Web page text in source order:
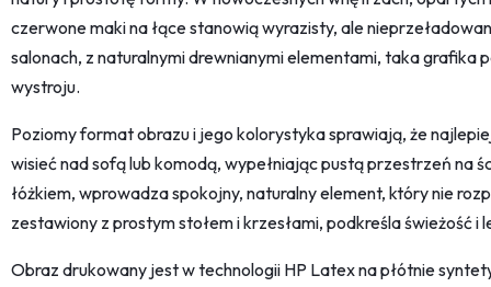
czerwone maki na łące stanowią wyrazisty, ale
salonach, z naturalnymi drewnianymi elementami, taka grafika
wystroju.
Poziomy format obrazu i jego kolorystyka sprawiają, że
wisieć nad sofą lub komodą, wypełniając pustą przestrzeń na
łóżkiem, wprowadza spokojny, naturalny element, który nie
zestawiony z prostym stołem i krzesłami, podkreśla świeżość i
Obraz drukowany jest w technologii HP Latex na płótnie